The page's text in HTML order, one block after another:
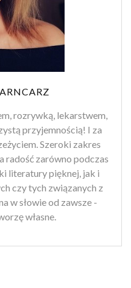
rozrywką, lekarstwem,
przyjemnością! I za
Szeroki zakres
radość zarówno podczas
literatury pięknej, jak i
czy tych związanych z
w słowie od zawsze -
własne.